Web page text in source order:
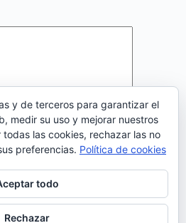
que comente.
y de terceros para garantizar el
medir su uso y mejorar nuestros
las cookies, rechazar las no
preferencias. Política de cookies
todo
Rechazar